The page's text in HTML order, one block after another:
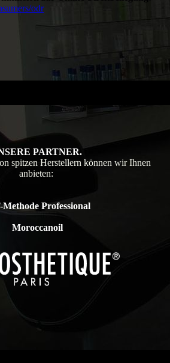
odr
PARTNER.
spitzen Herstellern können wir Ihnen
anbieten:
Professional
Moroccanoil